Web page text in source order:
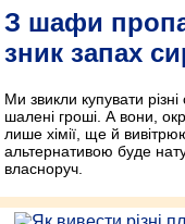
З шафи
зник запах
Ми звикли купувати різні
шалені гроші. А вони,
лише хімії, ще й
альтернативою буде
власноруч.